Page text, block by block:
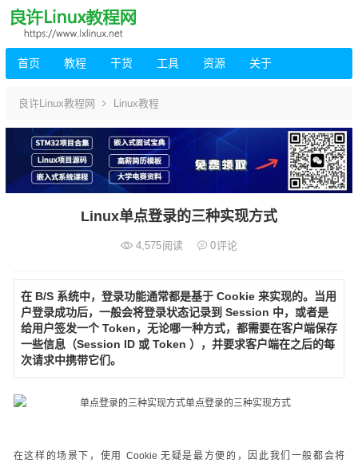
首页 教程 干货 工具 资源 关于
良许Linux教程网 Linux教程
Linux单点登录的三种实现方式
4,575阅读 0评论
在 B/S 系统中，登录功能通常都是基于 Cookie 来实现的。当用
户登录成功后，一般会将登录状态记录到 Session 中，或者是
给用户签发一个 Token，无论哪一种方式，都需要在客户端保存
一些信息（Session ID 或 Token ），并要求客户端在之后的每
次请求中携带它们。
在这样的场景下，使用 Cookie 无疑是最方便的，因此我们一般都会将